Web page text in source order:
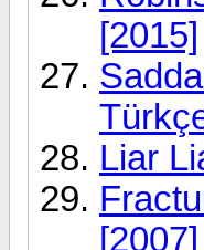
[2015]
Liar
[2007]